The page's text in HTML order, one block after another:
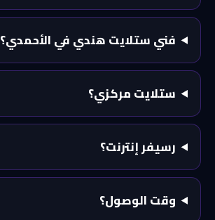
فني ستلايت هندي في الأحمدي؟
ستلايت مركزي؟
رسيفر إنترنت؟
وقت الوصول؟